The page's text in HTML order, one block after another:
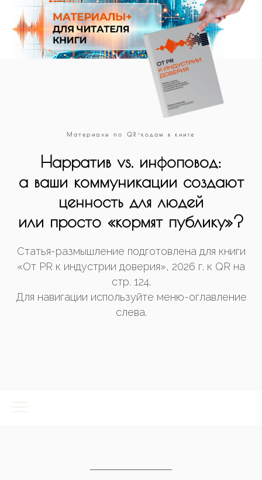
Материалы по QR-кодам в книге
Нарратив vs. инфоповод:
а ваши коммуникации создают
ценность для людей
или просто «кормят публику»?
Статья-размышление подготовлена для книги
«От PR к индустрии доверия», 2026 г. к QR на
стр. 124.
Для навигации используйте меню-оглавление
слева.